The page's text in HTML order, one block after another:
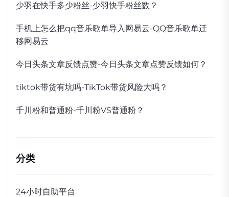
少羽在快手多少粉丝-少羽快手粉丝数？
手机上怎么把qq音乐歌单导入网易云-QQ音乐歌单迁
移网易云
今日头条文章反馈点赞-今日头条文章点赞反馈如何？
tiktok带货有坑吗-TikTok带货风险大吗？
千川粉和普通粉-千川粉VS普通粉？
分类
24小时自助平台